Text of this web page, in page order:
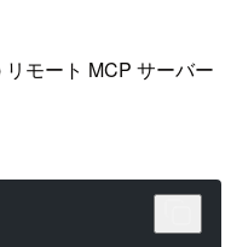
モート MCP サーバー